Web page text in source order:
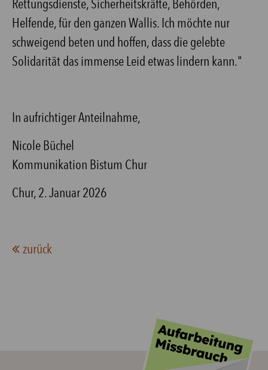
Rettungsdienste, Sicherheitskräfte, Behörden,
Helfende, für den ganzen Wallis. Ich möchte nur
schweigend beten und hoffen, dass die gelebte
Solidarität das immense Leid etwas lindern kann."
In aufrichtiger Anteilnahme,
Nicole Büchel
Kommunikation Bistum Chur
Chur, 2. Januar 2026
zurück